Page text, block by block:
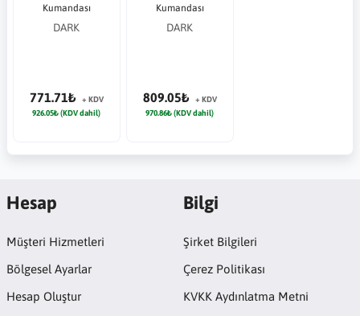
Kumandası
DARK
771.71₺
+ KDV
926.05₺ (KDV dahil)
Kumandası
DARK
809.05₺
+ KDV
970.86₺ (KDV dahil)
Hesap
Müşteri Hizmetleri
Bölgesel Ayarlar
Hesap Oluştur
Bilgi
Şirket Bilgileri
Çerez Politikası
KVKK Aydınlatma Metni